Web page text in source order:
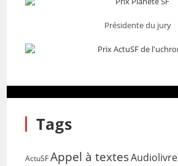
Présidente du jury
Tags
ActuSF Appel à textesAudiolivre